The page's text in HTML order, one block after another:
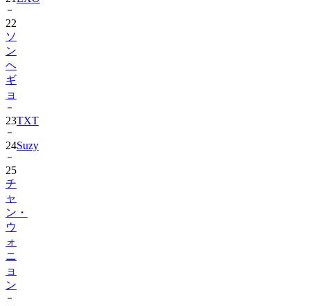
ソ
ン
ヘ
ギ
ョ
23
24Suzy
25
チ
ャ
ン・
ウ
ォ
ニ
ョ
ン
26
少